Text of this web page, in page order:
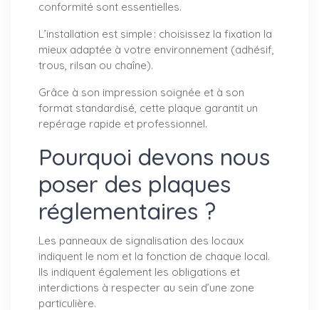
conformité sont essentielles.
L’installation est simple : choisissez la fixation la
mieux adaptée à votre environnement (adhésif,
trous, rilsan ou chaîne).
Grâce à son impression soignée et à son
format standardisé, cette plaque garantit un
repérage rapide et professionnel.
Pourquoi devons nous
poser des plaques
réglementaires ?
Les panneaux de signalisation des locaux
indiquent le nom et la fonction de chaque local.
Ils indiquent également les obligations et
interdictions à respecter au sein d’une zone
particulière.